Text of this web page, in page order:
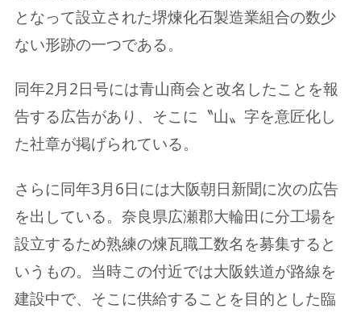
となって設立された堺煉化石製造業組合の数少
ない形跡の一つである。
同年2月2日号には青山商会と改名したことを報
告する広告があり、そこに〝山〟字を意匠化し
た社章が掲げられている。
さらに同年3月6日には大阪朝日新聞に次の広告
を出している。奈良県広瀬郡大輪田に分工場を
設立するため熟練の煉瓦職工数名を募集すると
いうもの。当時この付近では大阪鉄道が路線を
建設中で、そこに供給することを目的とした臨